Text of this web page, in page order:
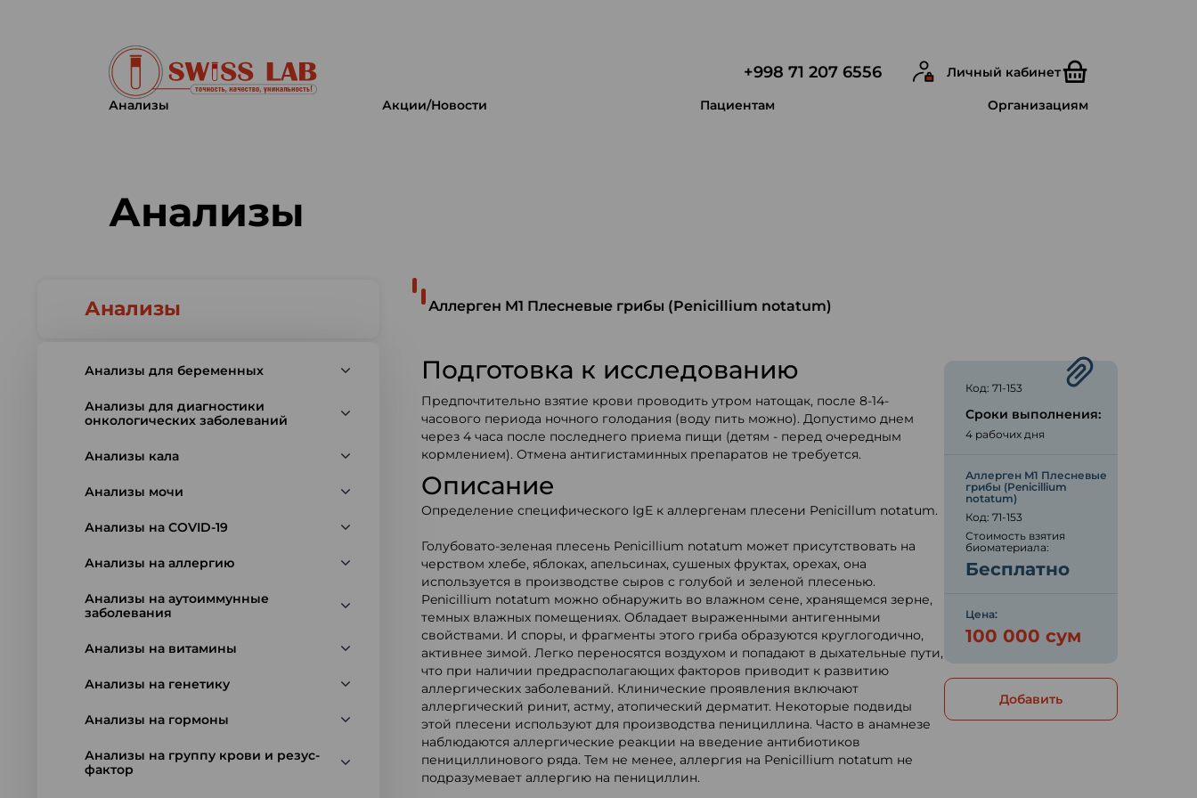
+998 71 207 6556 Личный кабинет
Анализы Акции/Новости Пациентам Организациям
Анализы
Анализы
Анализы для беременных
Анализы для диагностики
онкологических заболеваний
Анализы кала
Анализы мочи
Анализы на COVID-19
Анализы на аллергию
Анализы на аутоиммунные
заболевания
Анализы на витамины
Анализы на генетику
Анализы на гормоны
Анализы на группу крови и резус-
фактор
Аллерген M1 Плесневые грибы (Penicillium notatum)
Подготовка к исследованию
Предпочтительно взятие крови проводить утром натощак, после 8-14-
часового периода ночного голодания (воду пить можно). Допустимо днем
через 4 часа после последнего приема пищи (детям - перед очередным
кормлением). Отмена антигистаминных препаратов не требуется.
Описание
Определение специфического IgE к аллергенам плесени Penicillum notatum.
Голубовато-зеленая плесень Penicillium notatum может присутствовать на
черством хлебе, яблоках, апельсинах, сушеных фруктах, орехах, она
используется в производстве сыров с голубой и зеленой плесенью.
Penicillium notatum можно обнаружить во влажном сене, хранящемся зерне,
темных влажных помещениях. Обладает выраженными антигенными
свойствами. И споры, и фрагменты этого гриба образуются круглогодично,
активнее зимой. Легко переносятся воздухом и попадают в дыхательные пути,
что при наличии предрасполагающих факторов приводит к развитию
аллергических заболеваний. Клинические проявления включают
аллергический ринит, астму, атопический дерматит. Некоторые подвиды
этой плесени используют для производства пенициллина. Часто в анамнезе
наблюдаются аллергические реакции на введение антибиотиков
пенициллинового ряда. Тем не менее, аллергия на Penicillium notatum не
подразумевает аллергию на пенициллин.
Код: 71-153
Сроки выполнения:
4 рабочих дня
Аллерген M1 Плесневые
грибы (Penicillium
notatum)
Код: 71-153
Стоимость взятия
биоматериала:
Бесплатно
Цена:
100 000 сум
Добавить